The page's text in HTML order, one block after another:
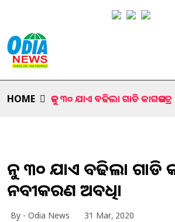
HOME ଜୁନ ୩୦ ଯାଏ ବଢିଲା ଗାଡି
ଜୁନ ୩୦ ଯାଏ ବଢିଲା ଗାଡି
ନବୀକରଣ ଅବଧି।
By - Odia News 31 Mar, 2020